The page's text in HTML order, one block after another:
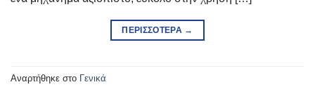
ΠΕΡΙΣΣΌΤΕΡΑ →
Αναρτήθηκε στο Γενικά